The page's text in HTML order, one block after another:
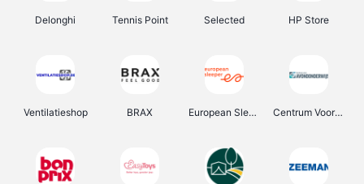
Delonghi Tennis Point Selected HP Store
Ventilatieshop BRAX European Sleeper Centrum Voor Avondonderwijs